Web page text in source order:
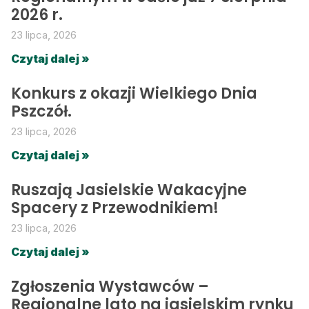
2026 r.
23 lipca, 2026
Czytaj dalej »
Konkurs z okazji Wielkiego Dnia
Pszczół.
23 lipca, 2026
Czytaj dalej »
Ruszają Jasielskie Wakacyjne
Spacery z Przewodnikiem!
23 lipca, 2026
Czytaj dalej »
Zgłoszenia Wystawców –
Regionalne lato na jasielskim rynku